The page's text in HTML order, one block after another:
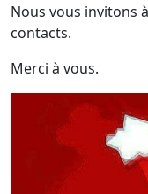
Nous vous invitons
contacts.
Merci à vous.